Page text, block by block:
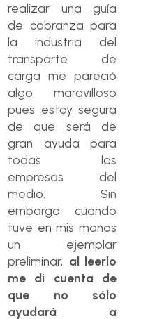
realizar una guía
de cobranza para
la industria del
transporte de
carga me pareció
algo maravilloso
pues estoy segura
de que será de
gran ayuda para
todas las
empresas del
medio. Sin
embargo, cuando
tuve en mis manos
un ejemplar
preliminar, al leerlo
me di cuenta de
que no sólo
ayudará a